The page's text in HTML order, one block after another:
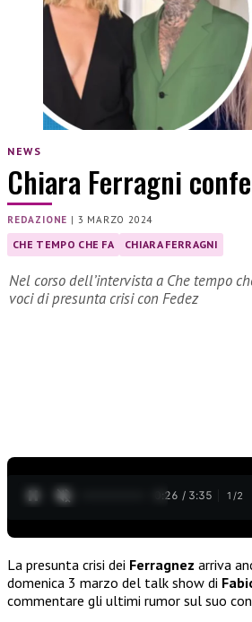
NEWS
Chiara Ferragni
REDAZIONE | 3 MARZO 2024
CHE TEMPO CHE FA CHIARA FERRAGNI
Nel corso dell’intervista a Che tempo
voci di presunta crisi con Fedez
0:28 / 3:35 1 /2
La presunta crisi dei Ferragnez arriva
domenica 3 marzo del talk show di
commentare gli ultimi rumor sul suo